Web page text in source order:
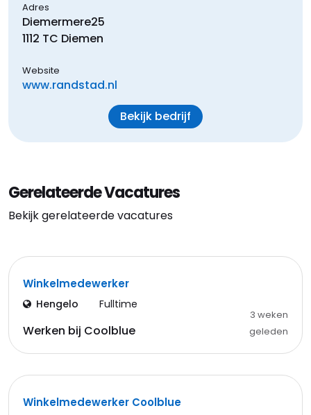
Adres
Diemermere25
1112 TC Diemen
Website
www.randstad.nl
Bekijk bedrijf
Gerelateerde Vacatures
Bekijk gerelateerde vacatures
Winkelmedewerker
Hengelo Fulltime
Werken bij Coolblue
3 weken
geleden
Winkelmedewerker Coolblue